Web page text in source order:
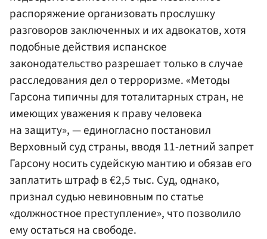
распоряжение организовать прослушку
разговоров заключенных и их адвокатов, хотя
подобные действия испанское
законодательство разрешает только в случае
расследования дел о терроризме. «Методы
Гарсона типичны для тоталитарных стран, не
имеющих уважения к праву человека
на защиту», — единогласно постановил
Верховный суд страны, вводя 11-летний запрет
Гарсону носить судейскую мантию и обязав его
заплатить штраф в €2,5 тыс. Суд, однако,
признал судью невиновным по статье
«должностное преступление», что позволило
ему остаться на свободе.